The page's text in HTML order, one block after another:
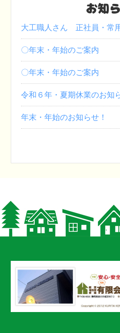
お知
大工職人さん 正社員・常
〇年末・年始のご案内
〇年末・年始のご案内
令和６年・夏期休業のお知
年末・年始のお知らせ！